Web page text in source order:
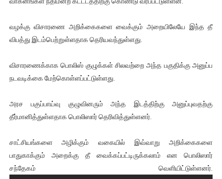
இளையராஜா – கமல் அவசர சந்திப்பு (படங்கள், விடியோ)
32 CM விநோத கன்றுக்குட்டி! (வீடியோ)
வலிமை தான் அஜித் திரைப்பயணத்திலே அதிக காலெக்ஷன் செய்த
வழக்கு விசாரணை அறிக்கைகளை வைக்கும் அறையிலேயே இந்த தீ
விபத்து இடம்பெற்றுள்ளதாக தெரியவந்துள்ளது.
விசாரணைக்காக பொலிஸ் குழுக்கள் சிலவற்றை அந்த பகுதிக்கு அனுப்ப
நடவடிக்கை மேற்கொள்ளப்பட்டுள்ளது.
அரச பகுப்பாய்வு குழுவினரும் அந்த இடத்திற்கு அனுப்புவதற்கு
தீர்மானித்துள்ளதாக பொலிஸார் தெரிவித்துள்ளனர்.
சாட்சியங்களை அழிக்கும் வகையில் இவ்வாறு அறிக்கைகளை
பாதுகாக்கும் அறைக்கு தீ வைக்கப்பட்டிருக்கலாம் என பொலிஸார்
சந்தேகம் வெளியிட்டுள்ளனர்.